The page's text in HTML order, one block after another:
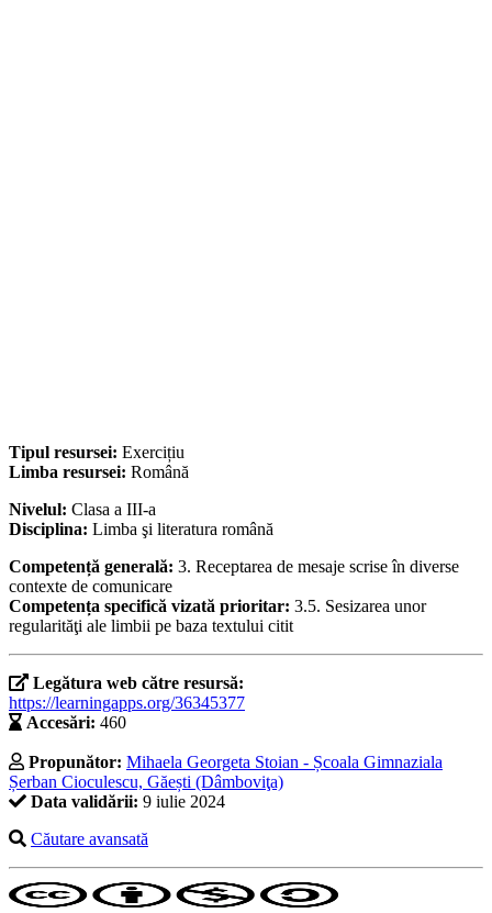
Tipul resursei: Exercițiu
Limba resursei: Română
Nivelul: Clasa a III-a
Disciplina: Limba şi literatura română
Competență generală: 3. Receptarea de mesaje scrise în diverse
contexte de comunicare
Competența specifică vizată prioritar: 3.5. Sesizarea unor
regularităţi ale limbii pe baza textului citit
Legătura web către resursă:
https://learningapps.org/36345377
Accesări: 460
Propunător: Mihaela Georgeta Stoian - Școala Gimnaziala
Șerban Cioculescu, Găești (Dâmboviţa)
Data validării: 9 iulie 2024
Căutare avansată